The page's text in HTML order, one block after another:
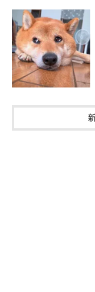
ね。
「かまってよ！」
犬にも人と同じよう
あるといわれていま
そのため、大好きな